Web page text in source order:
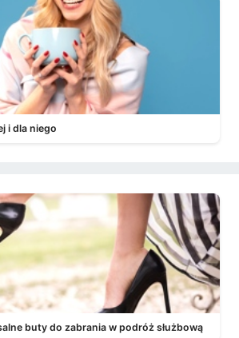
i dla niego
buty do zabrania w podróż służbową